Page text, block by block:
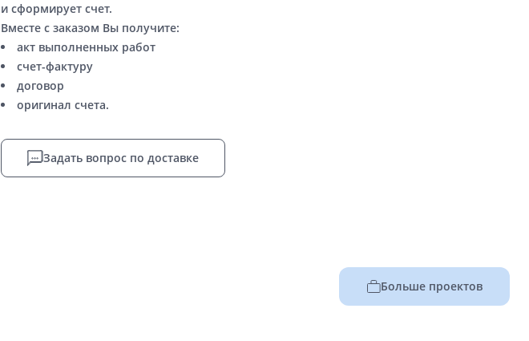
и сформирует счет.
Вместе с заказом Вы получите:
акт выполненных работ
счет-фактуру
договор
оригинал счета.
Задать вопрос по доставке
Больше проектов